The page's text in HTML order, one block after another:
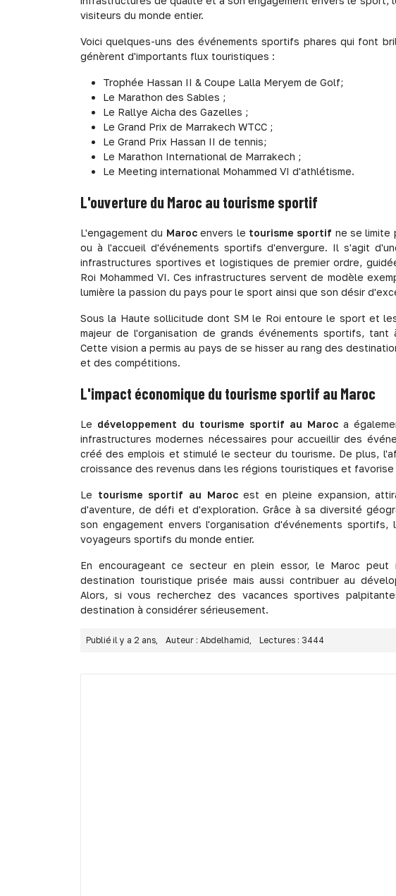
visiteurs du monde entier.
Voici quelques-uns des événements sportifs phares qui font
génèrent d'importants flux touristiques :
Trophée Hassan II & Coupe Lalla Meryem de Golf;
Le Marathon des Sables ;
Le Rallye Aicha des Gazelles ;
Le Grand Prix de Marrakech WTCC ;
Le Grand Prix Hassan II de tennis;
Le Marathon International de Marrakech ;
Le Meeting international Mohammed VI d'athlétisme.
L'ouverture du Maroc au tourisme sportif
L'engagement du Marocenvers le tourisme sportif ne se limite
ou à l'accueil d'événements sportifs d'envergure. Il s'agit
infrastructures sportives et logistiques de premier ordre,
Roi Mohammed VI. Ces infrastructures servent de modèle
lumière la passion du pays pour le sport ainsi que son désir
Sous la Haute sollicitude dont SM le Roi entoure le sport et
majeur de l'organisation de grands événements sportifs, tant
Cette vision a permis au pays de se hisser au rang des
et des compétitions.
L'impact économique du tourisme sportif au Maroc
Le développement du tourisme sportif au Maroc a
infrastructures modernes nécessaires pour accueillir des
créé des emplois et stimulé le secteur du tourisme. De plus,
croissance des revenus dans les régions touristiques et
Le tourisme sportif au Marocest en pleine expansion,
d'aventure, de défi et d'exploration. Grâce à sa diversité
son engagement envers l'organisation d'événements
voyageurs sportifs du monde entier.
En encourageant ce secteur en plein essor, le Maroc
destination touristique prisée mais aussi contribuer au
Alors, si vous recherchez des vacances sportives
destination à considérer sérieusement.
Publié il y a 2 ans, Auteur : Abdelhamid, Lectures : 3444